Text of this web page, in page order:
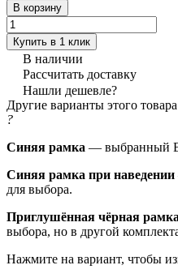
В корзину
Купить в 1 клик
В наличии
Рассчитать доставку
Нашли дешевле?
Другие варианты этого товара
?
Синяя рамка — выбранный
Синяя рамка при наведении
для выбора.
Приглушённая чёрная рамка
выбора, но в другой
Нажмите на вариант, чтобы